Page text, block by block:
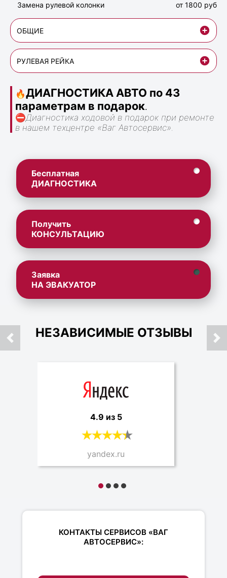
Замена рулевой колонки
от 1800 руб
ОБЩИЕ
РУЛЕВАЯ РЕЙКА
🔥ДИАГНОСТИКА АВТО по 43
параметрам в подарок.
⛔Диагностика ходовой в подарок при ремонте
в нашем техцентре «Ваг Автосервис».
Бесплатная
ДИАГНОСТИКА
Получить
КОНСУЛЬТАЦИЮ
Заявка
НА ЭВАКУАТОР
НЕЗАВИСИМЫЕ ОТЗЫВЫ
4.9 из 5
yandex.ru
КОНТАКТЫ СЕРВИСОВ «ВАГ
АВТОСЕРВИС»: